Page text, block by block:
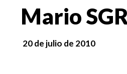
Mario
20 de julio de 2010